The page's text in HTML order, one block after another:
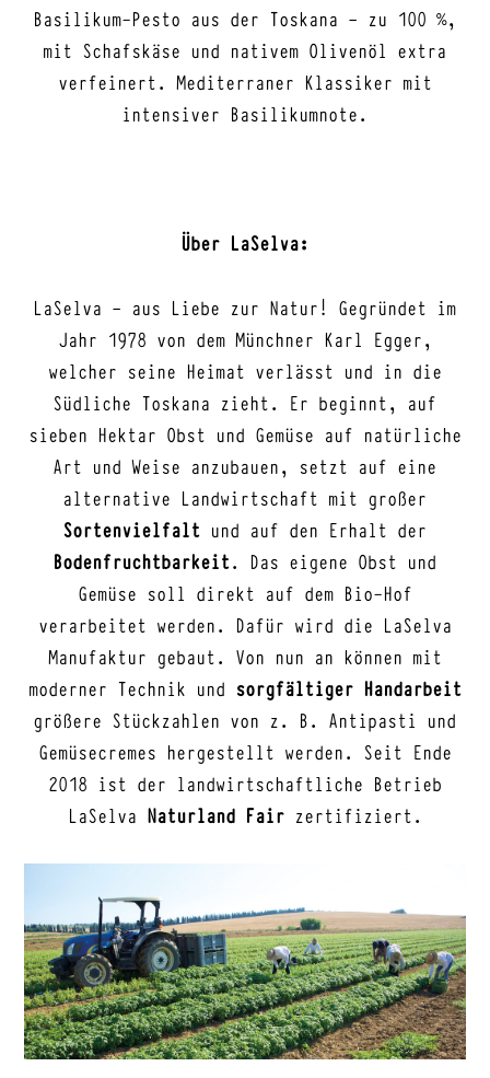
Basilikum-Pesto aus der Toskana – zu 100 %,
mit Schafskäse und nativem Olivenöl extra
verfeinert. Mediterraner Klassiker mit
intensiver Basilikumnote.
Über LaSelva:
LaSelva – aus Liebe zur Natur! Gegründet im
Jahr 1978 von dem Münchner Karl Egger,
welcher seine Heimat verlässt und in die
Südliche Toskana zieht. Er beginnt, auf
sieben Hektar Obst und Gemüse auf natürliche
Art und Weise anzubauen, setzt auf eine
alternative Landwirtschaft mit großer
Sortenvielfalt und auf den Erhalt der
Bodenfruchtbarkeit. Das eigene Obst und
Gemüse soll direkt auf dem Bio-Hof
verarbeitet werden. Dafür wird die LaSelva
Manufaktur gebaut. Von nun an können mit
moderner Technik und sorgfältiger Handarbeit
größere Stückzahlen von z. B. Antipasti und
Gemüsecremes hergestellt werden. Seit Ende
2018 ist der landwirtschaftliche Betrieb
LaSelva Naturland Fair zertifiziert.